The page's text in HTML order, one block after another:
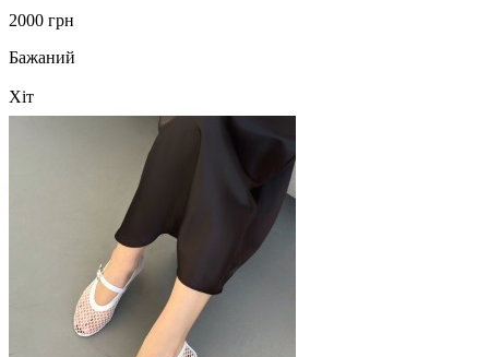
2000 грн
Бажаний
Хіт